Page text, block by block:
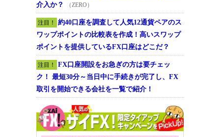
介入か？
（ZERO）
注目！
約40口座を調査して人気12通貨ペアのス
ワップポイントの比較表を作成！高いスワップ
ポイントを提供しているFX口座はどこだ？
注目！
FX口座開設をお急ぎの方は要チェッ
ク！ 最短30分～当日中に手続きが完了し、FX
取引を開始できる会社を一覧で紹介！